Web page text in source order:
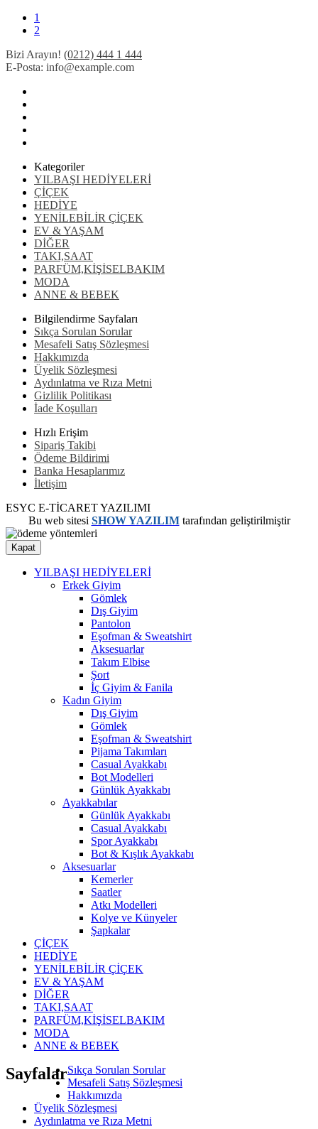
1
2
Bizi Arayın! (0212) 444 1 444
E-Posta: info@example.com
Kategoriler
YILBAŞI HEDİYELERİ
ÇİÇEK
HEDİYE
YENİLEBİLİR ÇİÇEK
EV & YAŞAM
DİĞER
TAKI,SAAT
PARFÜM,KİŞİSELBAKIM
MODA
ANNE & BEBEK
Bilgilendirme Sayfaları
Sıkça Sorulan Sorular
Mesafeli Satış Sözleşmesi
Hakkımızda
Üyelik Sözleşmesi
Aydınlatma ve Rıza Metni
Gizlilik Politikası
İade Koşulları
Hızlı Erişim
Sipariş Takibi
Ödeme Bildirimi
Banka Hesaplarımız
İletişim
ESYC E-TİCARET YAZILIMI
Bu web sitesi SHOW YAZILIMtarafından geliştirilmiştir
Kapat
YILBAŞI HEDİYELERİ
Erkek Giyim
Gömlek
Dış Giyim
Pantolon
Eşofman & Sweatshirt
Aksesuarlar
Takım Elbise
Şort
İç Giyim & Fanila
Kadın Giyim
Dış Giyim
Gömlek
Eşofman & Sweatshirt
Pijama Takımları
Casual Ayakkabı
Bot Modelleri
Günlük Ayakkabı
Ayakkabılar
Günlük Ayakkabı
Casual Ayakkabı
Spor Ayakkabı
Bot & Kışlık Ayakkabı
Aksesuarlar
Kemerler
Saatler
Atkı Modelleri
Kolye ve Künyeler
Şapkalar
ÇİÇEK
HEDİYE
YENİLEBİLİR ÇİÇEK
EV & YAŞAM
DİĞER
TAKI,SAAT
PARFÜM,KİŞİSELBAKIM
MODA
ANNE & BEBEK
SayfalarSıkça Sorulan Sorular
Mesafeli Satış Sözleşmesi
Hakkımızda
Üyelik Sözleşmesi
Aydınlatma ve Rıza Metni